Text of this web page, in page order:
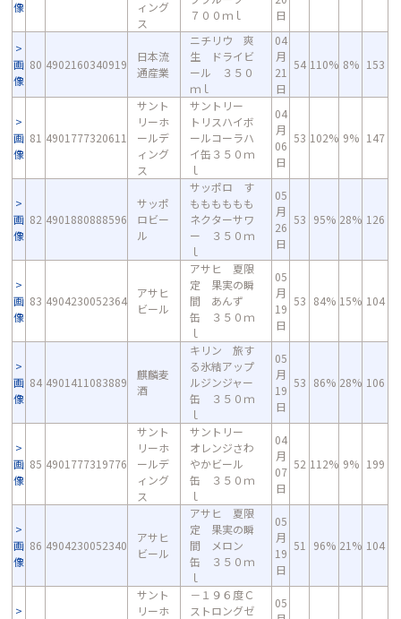
像
ィング
ス
７００ｍｌ
日
画
像
80 4902160340919
日本流
通産業
ニチリウ 爽
生 ドライビ
ール ３５０
ｍｌ
04
月
21
日
54 110% 8% 153
画
像
81 4901777320611
サント
リーホ
ールデ
ィング
ス
サントリー
トリスハイボ
ールコーラハ
イ缶３５０ｍ
ｌ
04
月
06
日
53 102% 9% 147
画
像
82 4901880888596
サッポ
ロビー
ル
サッポロ す
もももももも
ネクターサワ
ー ３５０ｍ
ｌ
05
月
26
日
53 95% 28% 126
画
像
83 4904230052364
アサヒ
ビール
アサヒ 夏限
定 果実の瞬
間 あんず
缶 ３５０ｍ
ｌ
05
月
19
日
53 84% 15% 104
画
像
84 4901411083889
麒麟麦
酒
キリン 旅す
る氷結アップ
ルジンジャー
缶 ３５０ｍ
ｌ
05
月
19
日
53 86% 28% 106
画
像
85 4901777319776
サント
リーホ
ールデ
ィング
ス
サントリー
オレンジさわ
やかビール
缶 ３５０ｍ
ｌ
04
月
07
日
52 112% 9% 199
画
像
86 4904230052340
アサヒ
ビール
アサヒ 夏限
定 果実の瞬
間 メロン
缶 ３５０ｍ
ｌ
05
月
19
日
51 96% 21% 104
サント
リーホ
－１９６度Ｃ
ストロングゼ
05